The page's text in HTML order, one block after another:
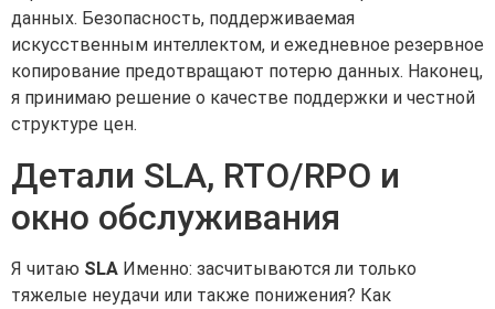
данных. Безопасность, поддерживаемая
искусственным интеллектом, и ежедневное резервное
копирование предотвращают потерю данных. Наконец,
я принимаю решение о качестве поддержки и честной
структуре цен.
Детали SLA, RTO/RPO и
окно обслуживания
Я читаю SLA Именно: засчитываются ли только
тяжелые неудачи или также понижения? Как